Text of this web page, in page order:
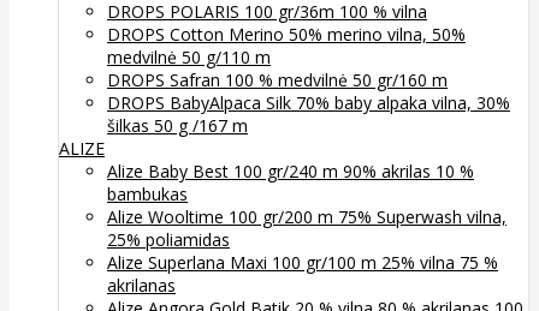
DROPS POLARIS 100 gr/36m 100 % vilna
DROPS Cotton Merino 50% merino vilna, 50%
medvilnė 50 g/110 m
DROPS Safran 100 % medvilnė 50 gr/160 m
DROPS BabyAlpaca Silk 70% baby alpaka vilna, 30%
šilkas 50 g /167 m
ALIZE
Alize Baby Best 100 gr/240 m 90% akrilas 10 %
bambukas
Alize Wooltime 100 gr/200 m 75% Superwash vilna,
25% poliamidas
Alize Superlana Maxi 100 gr/100 m 25% vilna 75 %
akrilanas